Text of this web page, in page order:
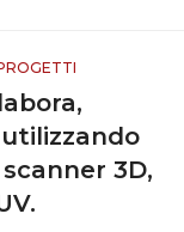
3D,